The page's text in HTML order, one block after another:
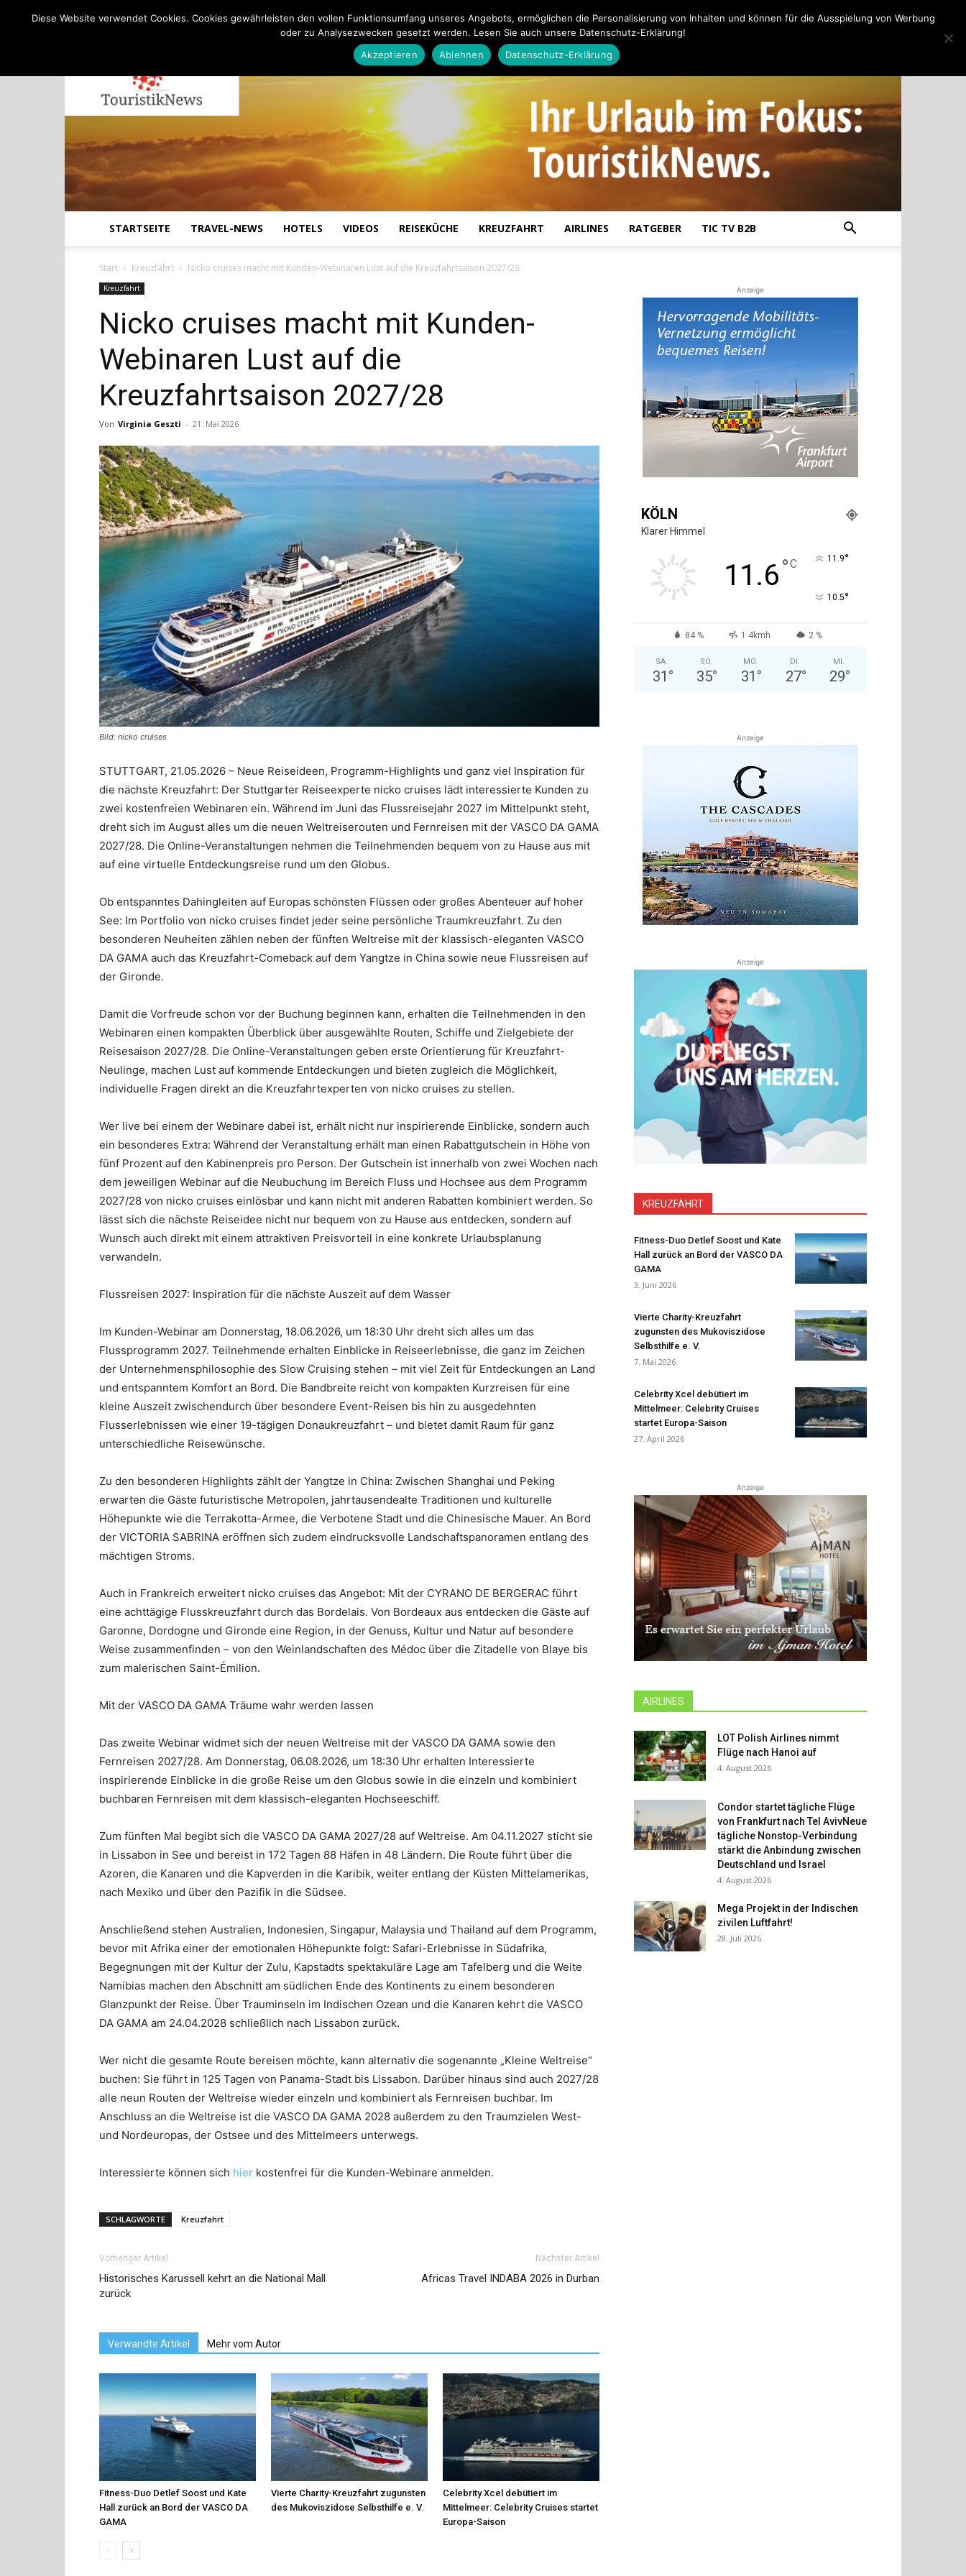
Touristiknews
STARTSEITE TRAVEL-NEWS HOTELS VIDEOS REISEKÜCHE KREUZFAHRT AIRLINES RATGEBER TIC TV B2B
Start Kreuzfahrt Nicko cruises macht mit Kunden-Webinaren Lust auf die Kreuzfahrtsaison 2027/28
Kreuzfahrt
Nicko cruises macht mit Kunden-
Webinaren Lust auf die
Kreuzfahrtsaison 2027/28
Von Virginia Geszti - 21. Mai 2026
Bild: nicko cruises
STUTTGART, 21.05.2026 – Neue Reiseideen, Programm-Highlights und ganz viel Inspiration für
die nächste Kreuzfahrt: Der Stuttgarter Reiseexperte nicko cruises lädt interessierte Kunden zu
zwei kostenfreien Webinaren ein. Während im Juni das Flussreisejahr 2027 im Mittelpunkt steht,
dreht sich im August alles um die neuen Weltreiserouten und Fernreisen mit der VASCO DA GAMA
2027/28. Die Online-Veranstaltungen nehmen die Teilnehmenden bequem von zu Hause aus mit
auf eine virtuelle Entdeckungsreise rund um den Globus.
Ob entspanntes Dahingleiten auf Europas schönsten Flüssen oder großes Abenteuer auf hoher
See: Im Portfolio von nicko cruises findet jeder seine persönliche Traumkreuzfahrt. Zu den
besonderen Neuheiten zählen neben der fünften Weltreise mit der klassisch-eleganten VASCO
DA GAMA auch das Kreuzfahrt-Comeback auf dem Yangtze in China sowie neue Flussreisen auf
der Gironde.
Damit die Vorfreude schon vor der Buchung beginnen kann, erhalten die Teilnehmenden in den
Webinaren einen kompakten Überblick über ausgewählte Routen, Schiffe und Zielgebiete der
Reisesaison 2027/28. Die Online-Veranstaltungen geben erste Orientierung für Kreuzfahrt-
Neulinge, machen Lust auf kommende Entdeckungen und bieten zugleich die Möglichkeit,
individuelle Fragen direkt an die Kreuzfahrtexperten von nicko cruises zu stellen.
Wer live bei einem der Webinare dabei ist, erhält nicht nur inspirierende Einblicke, sondern auch
ein besonderes Extra: Während der Veranstaltung erhält man einen Rabattgutschein in Höhe von
fünf Prozent auf den Kabinenpreis pro Person. Der Gutschein ist innerhalb von zwei Wochen nach
dem jeweiligen Webinar auf die Neubuchung im Bereich Fluss und Hochsee aus dem Programm
2027/28 von nicko cruises einlösbar und kann nicht mit anderen Rabatten kombiniert werden. So
lässt sich die nächste Reiseidee nicht nur bequem von zu Hause aus entdecken, sondern auf
Wunsch auch direkt mit einem attraktiven Preisvorteil in eine konkrete Urlaubsplanung
verwandeln.
Flussreisen 2027: Inspiration für die nächste Auszeit auf dem Wasser
Im Kunden-Webinar am Donnerstag, 18.06.2026, um 18:30 Uhr dreht sich alles um das
Flussprogramm 2027. Teilnehmende erhalten Einblicke in Reiseerlebnisse, die ganz im Zeichen
der Unternehmensphilosophie des Slow Cruising stehen – mit viel Zeit für Entdeckungen an Land
und entspanntem Komfort an Bord. Die Bandbreite reicht von kompakten Kurzreisen für eine
kleine Auszeit zwischendurch über besondere Event-Reisen bis hin zu ausgedehnten
Flusserlebnissen wie einer 19-tägigen Donaukreuzfahrt – und bietet damit Raum für ganz
unterschiedliche Reisewünsche.
Zu den besonderen Highlights zählt der Yangtze in China: Zwischen Shanghai und Peking
erwarten die Gäste futuristische Metropolen, jahrtausendealte Traditionen und kulturelle
Höhepunkte wie die Terrakotta-Armee, die Verbotene Stadt und die Chinesische Mauer. An Bord
der VICTORIA SABRINA eröffnen sich zudem eindrucksvolle Landschaftspanoramen entlang des
mächtigen Stroms.
Auch in Frankreich erweitert nicko cruises das Angebot: Mit der CYRANO DE BERGERAC führt
eine achttägige Flusskreuzfahrt durch das Bordelais. Von Bordeaux aus entdecken die Gäste auf
Garonne, Dordogne und Gironde eine Region, in der Genuss, Kultur und Natur auf besondere
Weise zusammenfinden – von den Weinlandschaften des Médoc über die Zitadelle von Blaye bis
zum malerischen Saint-Émilion.
Mit der VASCO DA GAMA Träume wahr werden lassen
Das zweite Webinar widmet sich der neuen Weltreise mit der VASCO DA GAMA sowie den
Fernreisen 2027/28. Am Donnerstag, 06.08.2026, um 18:30 Uhr erhalten Interessierte
inspirierende Einblicke in die große Reise um den Globus sowie in die einzeln und kombiniert
buchbaren Fernreisen mit dem klassisch-eleganten Hochseeschiff.
Zum fünften Mal begibt sich die VASCO DA GAMA 2027/28 auf Weltreise. Am 04.11.2027 sticht sie
in Lissabon in See und bereist in 172 Tagen 88 Häfen in 48 Ländern. Die Route führt über die
Azoren, die Kanaren und die Kapverden in die Karibik, weiter entlang der Küsten Mittelamerikas,
nach Mexiko und über den Pazifik in die Südsee.
Anschließend stehen Australien, Indonesien, Singapur, Malaysia und Thailand auf dem Programm,
bevor mit Afrika einer der emotionalen Höhepunkte folgt: Safari-Erlebnisse in Südafrika,
Begegnungen mit der Kultur der Zulu, Kapstadts spektakuläre Lage am Tafelberg und die Weite
Namibias machen den Abschnitt am südlichen Ende des Kontinents zu einem besonderen
Glanzpunkt der Reise. Über Trauminseln im Indischen Ozean und die Kanaren kehrt die VASCO
DA GAMA am 24.04.2028 schließlich nach Lissabon zurück.
Wer nicht die gesamte Route bereisen möchte, kann alternativ die sogenannte „Kleine Weltreise“
buchen: Sie führt in 125 Tagen von Panama-Stadt bis Lissabon. Darüber hinaus sind auch 2027/28
alle neun Routen der Weltreise wieder einzeln und kombiniert als Fernreisen buchbar. Im
Anschluss an die Weltreise ist die VASCO DA GAMA 2028 außerdem zu den Traumzielen West-
und Nordeuropas, der Ostsee und des Mittelmeers unterwegs.
Interessierte können sich hier kostenfrei für die Kunden-Webinare anmelden.
SCHLAGWORTE Kreuzfahrt
Vorheriger Artikel
Historisches Karussell kehrt an die National Mall
zurück
Nächster Artikel
Africas Travel INDABA 2026 in Durban
Verwandte Artikel Mehr vom Autor
Fitness-Duo Detlef Soost und Kate
Hall zurück an Bord der VASCO DA
GAMA
Vierte Charity-Kreuzfahrt zugunsten
des Mukoviszidose Selbsthilfe e. V.
Celebrity Xcel debütiert im
Mittelmeer: Celebrity Cruises startet
Europa-Saison
Anzeige
KÖLN
Klarer Himmel
11.6°C 11.9°
10.5°
84 % 1.4kmh 2 %
SA.
31 °
SO.
35°
MO.
31 °
DI.
27°
MI.
29°
Anzeige
Anzeige
KREUZFAHRT
Fitness-Duo Detlef Soost und Kate
Hall zurück an Bord der VASCO DA
GAMA
3. Juni 2026
Vierte Charity-Kreuzfahrt
zugunsten des Mukoviszidose
Selbsthilfe e. V.
7. Mai 2026
Celebrity Xcel debütiert im
Mittelmeer: Celebrity Cruises
startet Europa-Saison
27. April 2026
Anzeige
AIRLINES
LOT Polish Airlines nimmt
Flüge nach Hanoi auf
4. August 2026
Condor startet tägliche Flüge
von Frankfurt nach Tel AvivNeue
tägliche Nonstop-Verbindung
stärkt die Anbindung zwischen
Deutschland und Israel
4. August 2026
Mega Projekt in der Indischen
zivilen Luftfahrt!
28. Juli 2026
Diese Website verwendet Cookies. Cookies gewährleisten den vollen Funktionsumfang unseres Angebots, ermöglichen die Personalisierung von Inhalten und können für die Ausspielung von Werbung
oder zu Analysezwecken gesetzt werden. Lesen Sie auch unsere Datenschutz-Erklärung!
Akzeptieren
Ablehnen Datenschutz-Erklärung